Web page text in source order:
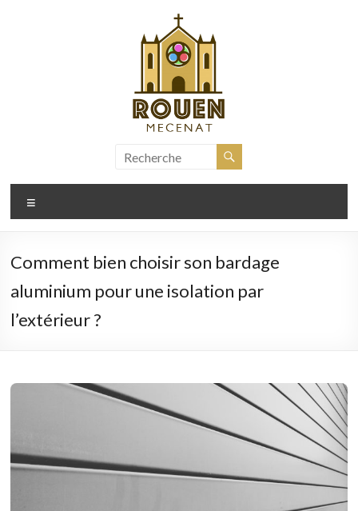
mecenat.fr
Comment bien choisir son bardage
aluminium pour une isolation par
l’extérieur ?